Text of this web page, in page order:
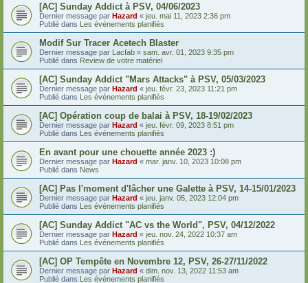
[AC] Sunday Addict à PSV, 04/06/2023
Dernier message par Hazard « jeu. mai 11, 2023 2:36 pm
Publié dans Les événements planifiés
Modif Sur Tracer Acetech Blaster
Dernier message par Lacfab « sam. avr. 01, 2023 9:35 pm
Publié dans Review de votre matériel
[AC] Sunday Addict "Mars Attacks" à PSV, 05/03/2023
Dernier message par Hazard « jeu. févr. 23, 2023 11:21 pm
Publié dans Les événements planifiés
[AC] Opération coup de balai à PSV, 18-19/02/2023
Dernier message par Hazard « jeu. févr. 09, 2023 8:51 pm
Publié dans Les événements planifiés
En avant pour une chouette année 2023 :)
Dernier message par Hazard « mar. janv. 10, 2023 10:08 pm
Publié dans News
[AC] Pas l'moment d'lâcher une Galette à PSV, 14-15/01/2023
Dernier message par Hazard « jeu. janv. 05, 2023 12:04 pm
Publié dans Les événements planifiés
[AC] Sunday Addict "AC vs the World", PSV, 04/12/2022
Dernier message par Hazard « jeu. nov. 24, 2022 10:37 am
Publié dans Les événements planifiés
[AC] OP Tempête en Novembre 12, PSV, 26-27/11/2022
Dernier message par Hazard « dim. nov. 13, 2022 11:53 am
Publié dans Les événements planifiés